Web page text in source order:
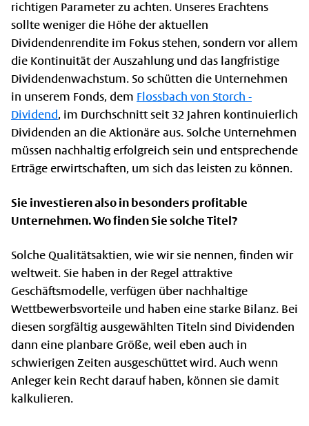
richtigen Parameter zu achten. Unseres Erachtens
sollte weniger die Höhe der aktuellen
Dividendenrendite im Fokus stehen, sondern vor allem
die Kontinuität der Auszahlung und das langfristige
Dividendenwachstum. So schütten die Unternehmen
in unserem Fonds, dem Flossbach von Storch -
Dividend , im Durchschnitt seit 32 Jahren kontinuierlich
Dividenden an die Aktionäre aus. Solche Unternehmen
müssen nachhaltig erfolgreich sein und entsprechende
Erträge erwirtschaften, um sich das leisten zu können.
Sie investieren also in besonders profitable
Unternehmen. Wo finden Sie solche Titel?
Solche Qualitätsaktien, wie wir sie nennen, finden wir
weltweit. Sie haben in der Regel attraktive
Geschäftsmodelle, verfügen über nachhaltige
Wettbewerbsvorteile und haben eine starke Bilanz. Bei
diesen sorgfältig ausgewählten Titeln sind Dividenden
dann eine planbare Größe, weil eben auch in
schwierigen Zeiten ausgeschüttet wird. Auch wenn
Anleger kein Recht darauf haben, können sie damit
kalkulieren.